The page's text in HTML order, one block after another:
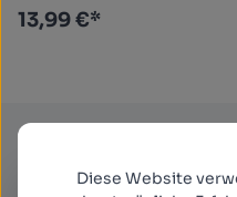
13,99 €*
Abonnieren Sie jetzt
Diese Website